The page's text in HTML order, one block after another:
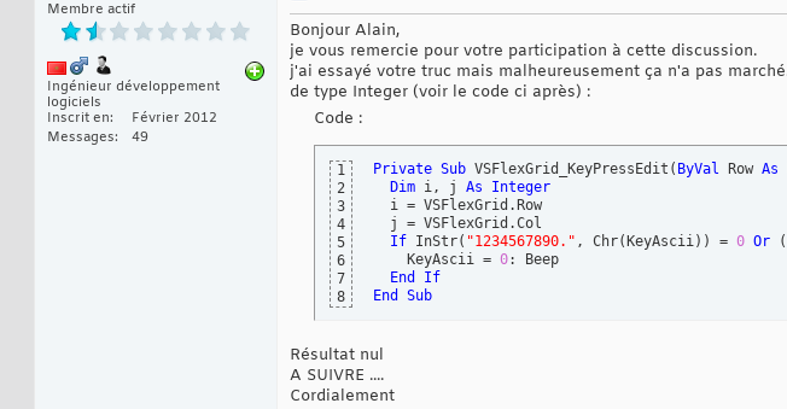
Membre actif
Ingénieur développement
logiciels
Inscrit en
Février 2012
Messages
49
Bonjour Alain,
je vous remercie pour votre participation à cette discussion.
j'ai essayé votre truc mais malheureusement ça n'a pas
de type Integer (voir le code ci après) :
Code :
1
2
3
4
5
6
7
8
Private Sub VSFlexGrid_KeyPressEdit ( ByVal Row As
Dim i, j As
Integer
  i = VSFlexGrid.Row
  j = VSFlexGrid.Col
If InStr( "1234567890." , Chr( KeyAscii) ) = 0 Or (
    KeyAscii =
0: Beep
End
If
End
Sub
Résultat nul
A SUIVRE ....
Cordialement